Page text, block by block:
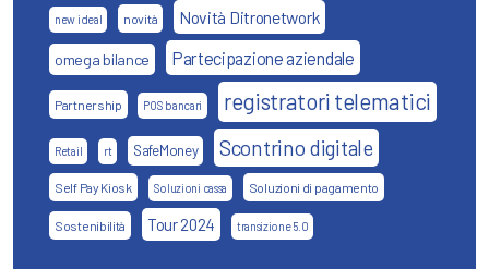
new ideal novità Novità Ditronetwork
omega bilance Partecipazione aziendale
Partnership POS bancari registratori telematici
Retail rt SafeMoney Scontrino digitale
Self Pay Kiosk Soluzioni cassa Soluzioni di pagamento
Sostenibilità Tour 2024 transizione 5.0